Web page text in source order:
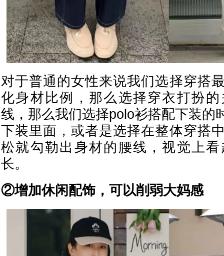
对于普通的女性来说我们选择穿搭
化身材比例，那么选择穿衣打扮
线，那么我们选择polo衫搭配下装的
下装里面，或者是选择在整体穿搭
松就勾勒出身材的腰线，视觉上
长。
②增加休闲配饰，可以削弱大妈感